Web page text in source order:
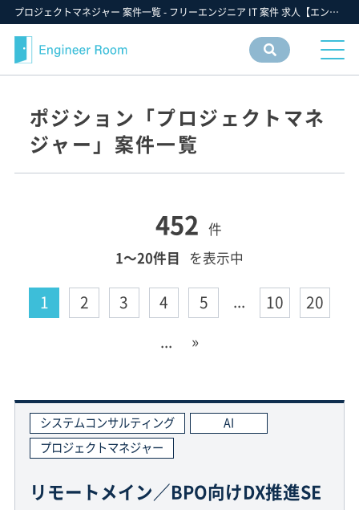
プロジェクトマネジャー 案件一覧 - フリーエンジニア IT 案件 求人【エンジニアルーム】ITフリーランス ITエンジニア IT個人事業主 仕事 転職 募集
ポジション「プロジェクトマネ
ジャー」案件一覧
452 件
1〜20件目
を表示中
1 2 3 4 5 ... 10
20
...
»
システムコンサルティング
AI
プロジェクトマネジャー
リモートメイン／BPO向けDX推進SE